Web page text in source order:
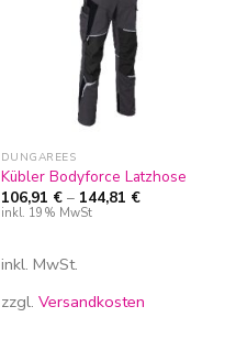
DUNGAREES
Kübler Bodyforce Latzhose
106,91 €– 144,81 €
inkl. 19% MwSt
inkl. MwSt.
zzgl. Versandkosten